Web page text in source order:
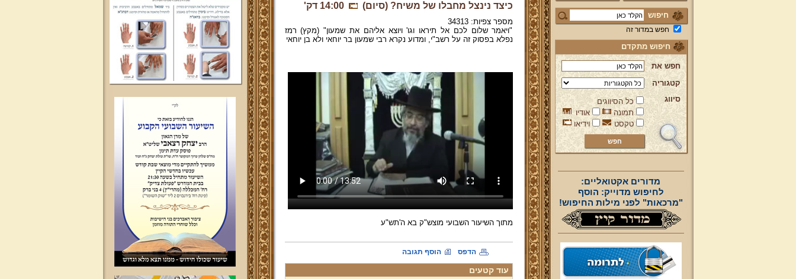
חיפוש
חפש במדור זה
חיפוש מתקדם
חפש את
קטגוריה
סיווג
כל הסיווגים
תמונה
אודיו
טקסט
וידיאו
מדורים אקטואליים:
לחיפוש מדוייק: הוסף
"מרכאות" לפני מילות החיפוש!
כיצד נינצל מחבלו של משיח? (סיום) 14:00 דק'
מספר צפיות: 34313
"ויאמר שלום לכם אל תיראו וגו' ויוצא אליהם את שמעון" (מקץ) רמז
נפלא בפסוק זה על רשב"י, ומדוע נקרא רבי שמעון בר יוחאי ולא בן יוחאי
מתוך השיעור השבועי מוצש"ק בא ה'תש"ע
הדפס הוסף תגובה
עוד קטעים